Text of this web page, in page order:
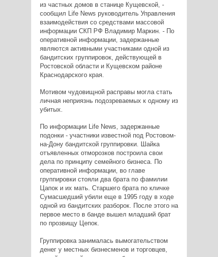
из частных домов в станице Кущевской, -
сообщил Life News руководитель Управления
взаимодействия со средствами массовой
информации СКП РФ Владимир Маркин. - По
оперативной информации, задержанные
являются активными участниками одной из
бандитских группировок, действующей в
Ростовской области и Кущевском районе
Краснодарского края.
Мотивом чудовищной расправы могла стать
личная неприязнь подозреваемых к одному из
убитых.
По информации Life News, задержанные
подонки - участники известной под Ростовом-
на-Дону бандитской группировки. Шайка
отъявленных отморозков построила свои
дела по принципу семейного бизнеса. По
оперативной информации, во главе
группировки стояли два брата по фамилии
Цапок и их мать. Старшего брата по кличке
Сумасшедший убили еще в 1995 году в ходе
одной из бандитских разборок. После этого на
первое место в банде вышел младший брат
по прозвищу Цепок.
Группировка занималась вымогательством
денег у местных бизнесменов и торговцев,